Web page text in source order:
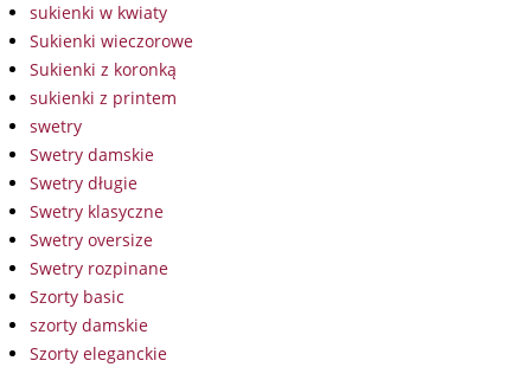
sukienki w kwiaty
Sukienki wieczorowe
Sukienki z koronką
sukienki z printem
swetry
Swetry damskie
Swetry długie
Swetry klasyczne
Swetry oversize
Swetry rozpinane
Szorty basic
szorty damskie
Szorty eleganckie